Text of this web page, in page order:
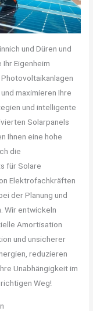
und Düren und
Eigenheim
maximieren Ihre
und intelligente
Solarpanels
Ihnen eine hohe
die
für Solare
Elektrofachkräften
der Planung und
Wir entwickeln
Amortisation
und unsicherer
reduzieren
Unabhängigkeit im
Weg!